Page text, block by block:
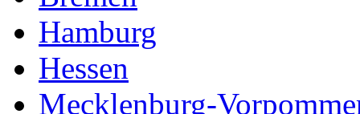
Hamburg
Hessen
Mecklenburg-